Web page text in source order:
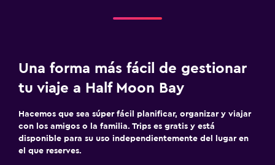
Una forma más fácil de gestionar
tu viaje a Half Moon Bay
Hacemos que sea súper fácil planificar, organizar y viajar
con los amigos o la familia. Trips es gratis y está
disponible para su uso independientemente del lugar en
el que reserves.